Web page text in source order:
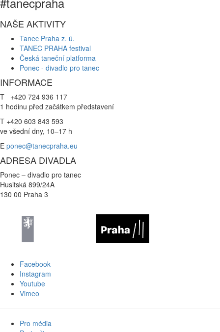
NAŠE AKTIVITY
Tanec Praha z. ú.
TANEC PRAHA festival
Česká taneční platforma
Ponec - divadlo pro tanec
INFORMACE
T +420 724 936 117
1 hodinu před začátkem představení
T +420 603 843 593
ve všední dny, 10–17 h
E ponec@tanecpraha.eu
ADRESA DIVADLA
Ponec – divadlo pro tanec
Husitská 899/24A
130 00 Praha 3
Facebook
Instagram
Youtube
Vimeo
Pro média